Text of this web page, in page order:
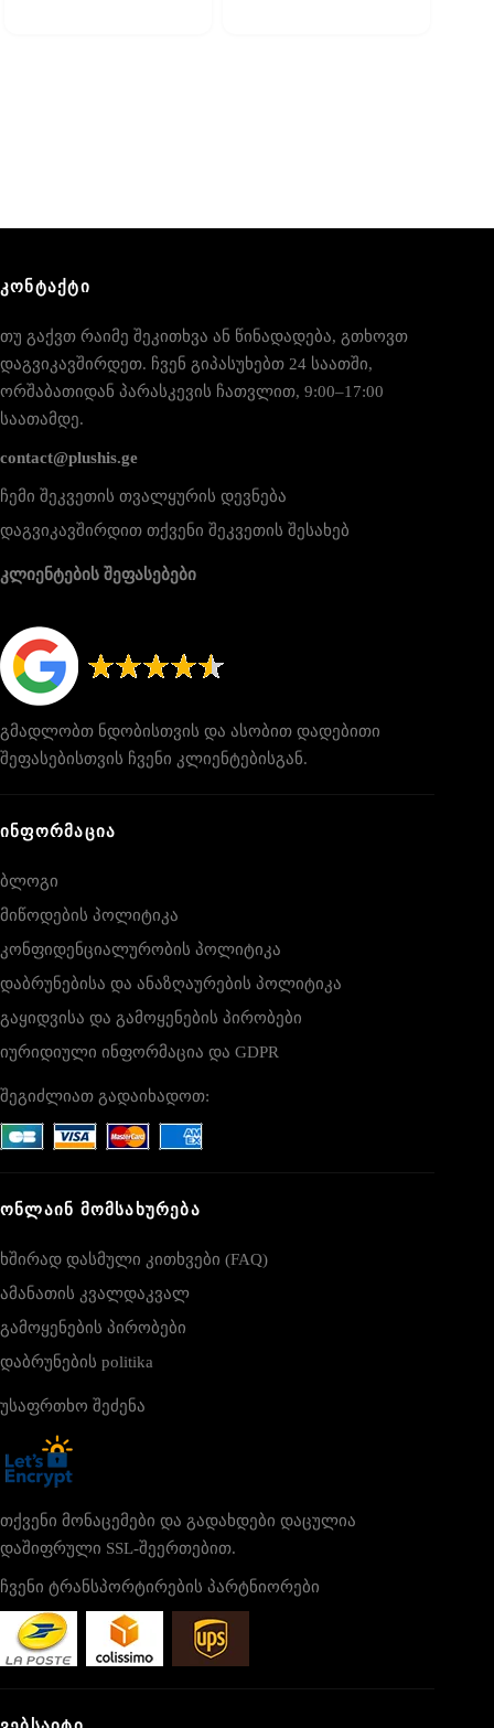
ᲙᲝᲜᲢᲐᲥᲢᲘ
თუ გაქვთ რაიმე შეკითხვა ან წინადადება, გთხოვთ
დაგვიკავშირდეთ. ჩვენ გიპასუხებთ 24 საათში,
ორშაბათიდან პარასკევის ჩათვლით, 9:00–17:00
საათამდე.
contact@plushis.ge
ჩემი შეკვეთის თვალყურის დევნება
დაგვიკავშირდით თქვენი შეკვეთის შესახებ
კლიენტების შეფასებები
გმადლობთ ნდობისთვის და ასობით დადებითი
შეფასებისთვის ჩვენი კლიენტებისგან.
ᲘᲜᲤᲝᲠᲛᲐᲪᲘᲐ
ბლოგი
მიწოდების პოლიტიკა
კონფიდენციალურობის პოლიტიკა
დაბრუნებისა და ანაზღაურების პოლიტიკა
გაყიდვისა და გამოყენების პირობები
იურიდიული ინფორმაცია და GDPR
შეგიძლიათ გადაიხადოთ:
ᲝᲜᲚᲐᲘᲜ ᲛᲝᲛᲡᲐᲮᲣᲠᲔᲑᲐ
ხშირად დასმული კითხვები (FAQ)
ამანათის კვალდაკვალ
გამოყენების პირობები
დაბრუნების politika
უსაფრთხო შეძენა
თქვენი მონაცემები და გადახდები დაცულია
დაშიფრული SSL-შეერთებით.
ჩვენი ტრანსპორტირების პარტნიორები